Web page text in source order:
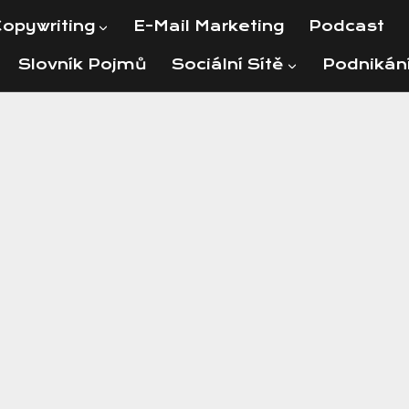
E-Mail Marketing Podcast
Slovník Pojmů Sociální Sítě